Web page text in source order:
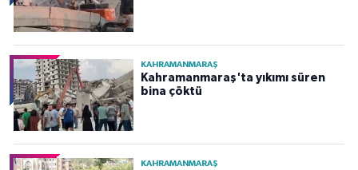
KAHRAMANMARAŞ
Kahramanmaraş'ta yıkımı süren
bina çöktü
KAHRAMANMARAŞ